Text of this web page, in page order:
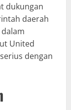
dukungan
daerah
United
dengan